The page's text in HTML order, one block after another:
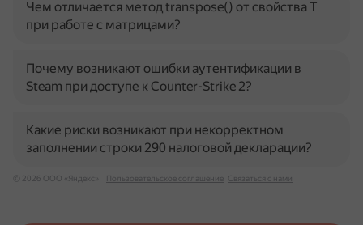
Чем отличается метод transpose() от свойства T
при работе с матрицами?
Почему возникают ошибки аутентификации в
Steam при доступе к Counter-Strike 2?
Какие риски возникают при некорректном
заполнении строки 290 налоговой декларации?
© 2026 ООО «Яндекс» Пользовательское соглашение Связаться с нами